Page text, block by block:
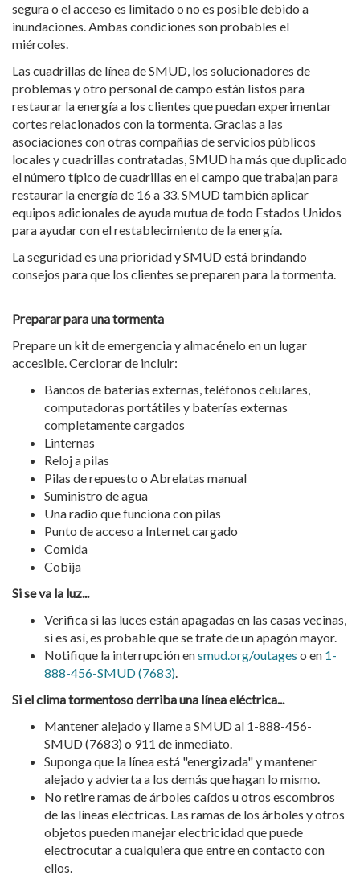
segura o el acceso es limitado o no es posible debido a
inundaciones. Ambas condiciones son probables el
miércoles.
Las cuadrillas de línea de SMUD, los solucionadores de
problemas y otro personal de campo están listos para
restaurar la energía a los clientes que puedan experimentar
cortes relacionados con la tormenta. Gracias a las
asociaciones con otras compañías de servicios públicos
locales y cuadrillas contratadas, SMUD ha más que duplicado
el número típico de cuadrillas en el campo que trabajan para
restaurar la energía de 16 a 33. SMUD también aplicar
equipos adicionales de ayuda mutua de todo Estados Unidos
para ayudar con el restablecimiento de la energía.
La seguridad es una prioridad y SMUD está brindando
consejos para que los clientes se preparen para la tormenta.
Preparar para una tormenta
Prepare un kit de emergencia y almacénelo en un lugar
accesible. Cerciorar de incluir:
Bancos de baterías externas, teléfonos celulares,
computadoras portátiles y baterías externas
completamente cargados
Linternas
Reloj a pilas
Pilas de repuesto o Abrelatas manual
Suministro de agua
Una radio que funciona con pilas
Punto de acceso a Internet cargado
Comida
Cobija
Si se va la luz...
Verifica si las luces están apagadas en las casas vecinas,
si es así, es probable que se trate de un apagón mayor.
Notifique la interrupción ensmud.org/outages o en 1-
888-456-SMUD (7683).
Si el clima tormentoso derriba una línea eléctrica...
Mantener alejado y llame a SMUD al 1-888-456-
SMUD (7683) o 911 de inmediato.
Suponga que la línea está "energizada" y mantener
alejado y advierta a los demás que hagan lo mismo.
No retire ramas de árboles caídos u otros escombros
de las líneas eléctricas. Las ramas de los árboles y otros
objetos pueden manejar electricidad que puede
electrocutar a cualquiera que entre en contacto con
ellos.